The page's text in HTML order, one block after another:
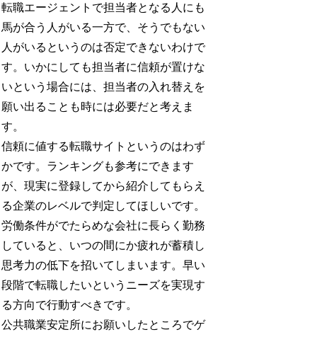
転職エージェントで担当者となる人にも
馬が合う人がいる一方で、そうでもない
人がいるというのは否定できないわけで
す。いかにしても担当者に信頼が置けな
いという場合には、担当者の入れ替えを
願い出ることも時には必要だと考えま
す。
信頼に値する転職サイトというのはわず
かです。ランキングも参考にできます
が、現実に登録してから紹介してもらえ
る企業のレベルで判定してほしいです。
労働条件がでたらめな会社に長らく勤務
していると、いつの間にか疲れが蓄積し
思考力の低下を招いてしまいます。早い
段階で転職したいというニーズを実現す
る方向で行動すべきです。
公共職業安定所にお願いしたところでゲ